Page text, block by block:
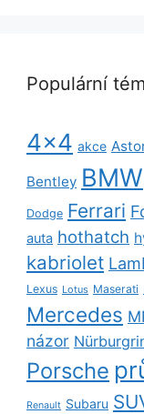
Populární
4x4 akce
Bentley BMW
Dodge Ferrari
auta hothatch
kabriolet
Lexus Lotus Maserati
Mercedes
názor
Porsche
Renault Subaru